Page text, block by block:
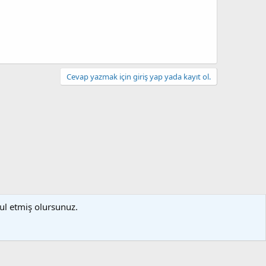
Cevap yazmak için giriş yap yada kayıt ol.
ve kurallar Gizlilik politikası
etmiş olursunuz.